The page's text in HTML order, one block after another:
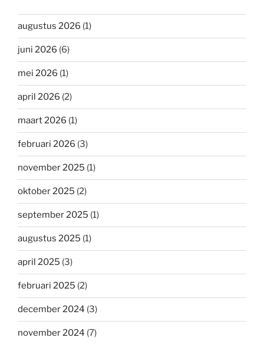
augustus 2026 (1)
juni 2026 (6)
mei 2026 (1)
april 2026 (2)
maart 2026 (1)
februari 2026 (3)
november 2025 (1)
oktober 2025 (2)
september 2025 (1)
augustus 2025 (1)
april 2025 (3)
februari 2025 (2)
december 2024 (3)
november 2024 (7)